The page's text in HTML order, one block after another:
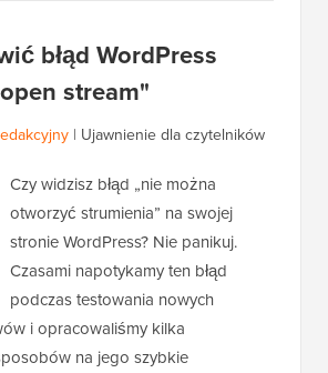
błąd WordPress
stream"
| Ujawnienie dla czytelników
Czy widzisz błąd „nie można
otworzyć strumienia” na swojej
stronie WordPress? Nie panikuj.
Czasami napotykamy ten błąd
podczas testowania nowych
i opracowaliśmy kilka
na jego szybkie